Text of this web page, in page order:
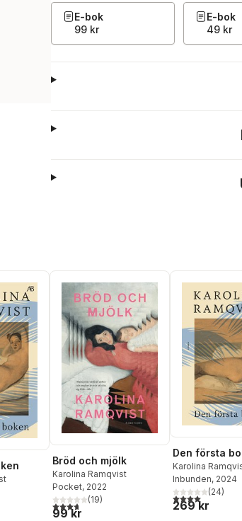
E-bok
99 kr
E-bok
49 kr
Totalt antal röster:
Bröd och mjölk
Karolina Ramqvist
Pocket, 2022
3,7utav 5 stjärnor. Totalt antal röster:
(19)
99 kr
Den första
Karolina
Inbunden, 2024
4,0utav 5(24)
269 kr